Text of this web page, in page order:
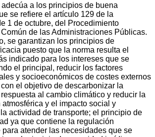
adecúa a los principios de buena
se refiere el artículo 129 de la
1 de octubre, del Procedimiento
de las Administraciones Públicas.
se garantizan los principios de
puesto que la norma resulta el
indicado para los intereses que se
el principal, reducir los factores
y socioeconómicos de costes externos
el objetivo de descarbonizar la
al cambio climático y reducir la
y el impacto social y
actividad de transporte; el principio de
ya que contiene la regulación
atender las necesidades que se